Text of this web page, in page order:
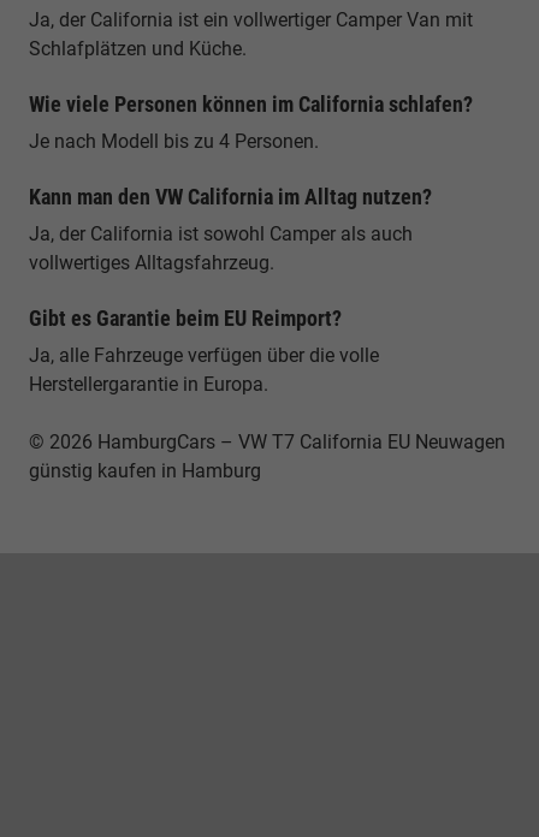
Ja, der California ist ein vollwertiger Camper Van mit
Schlafplätzen und Küche.
Wie viele Personen können im California schlafen?
Je nach Modell bis zu 4 Personen.
Kann man den VW California im Alltag nutzen?
Ja, der California ist sowohl Camper als auch
vollwertiges Alltagsfahrzeug.
Gibt es Garantie beim EU Reimport?
Ja, alle Fahrzeuge verfügen über die volle
Herstellergarantie in Europa.
© 2026 HamburgCars – VW T7 California EU Neuwagen
günstig kaufen in Hamburg